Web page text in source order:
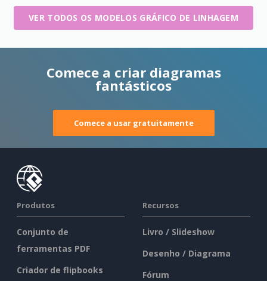
VER TODOS OS MODELOS GRÁFICO DE LINHAGEM
Comece a criar diagramas
fantásticos
Comece a usar gratuitamente
Produtos
Conjunto de
ferramentas PDF
Criador de flipbooks
Recursos
Livro / Slideshow
Desenho / Diagrama
Fórum